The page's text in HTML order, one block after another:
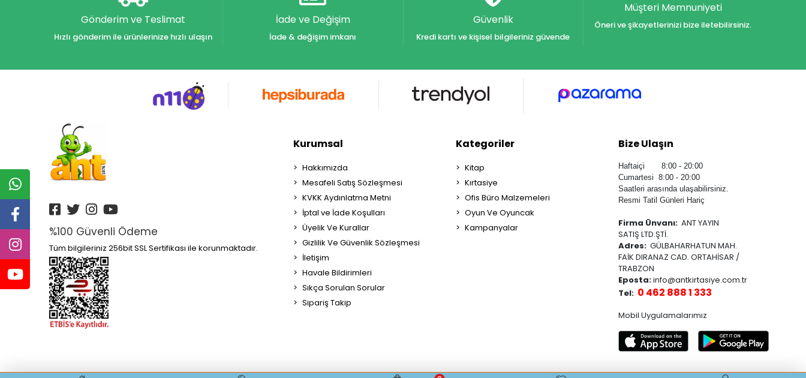
Alpino
Alpino Çocuk Yayınları
Altın Nokta Yayınları
Altınyıldız
Anatolia Kitap Yayınları
Ankara Yayınları
Anonim Yayınları
Ant
Antik Yayınları
Antrenmanlarla Yayınları
Aperatifyayınları
Aprıl Yayınları
Gönderim ve Teslimat
Hızlı gönderim ile ürünlerinize hızlı ulaşın
İade ve Değişim
İade & değişim imkanı
Güvenlik
Kredi kartı ve kişisel bilgileriniz güvende
Müşteri Memnuniyeti
Öneri ve şikayetlerinizi bize iletebilirsiniz.
%100 Güvenli Ödeme
Tüm bilgileriniz 256bit SSL Sertifikası ile korunmaktadır.
Kurumsal
Hakkımızda
Mesafeli Satış Sözleşmesi
KVKK Aydınlatma Metni
İptal ve İade Koşulları
Üyelik Ve Kurallar
Gizlilik Ve Güvenlik Sözleşmesi
İletişim
Havale Bildirimleri
Sıkça Sorulan Sorular
Sipariş Takip
Kategoriler
Kitap
Kırtasiye
Ofis Büro Malzemeleri
Oyun Ve Oyuncak
Kampanyalar
Bize Ulaşın
Haftaiçi 8:00 - 20:00
Cumartesi 8:00 - 20:00
Saatleri arasında ulaşabilirsiniz.
Resmi Tatil Günleri Hariç
Firma Ünvanı: ANT YAYIN
SATIŞ LTD.ŞTİ.
Adres: GÜLBAHARHATUN MAH.
FAİK DIRANAZ CAD. ORTAHİSAR /
TRABZON
Eposta:info@antkirtasiye.com.tr
Tel: 0 462 888 1 333
Mobil Uygulamalarımız